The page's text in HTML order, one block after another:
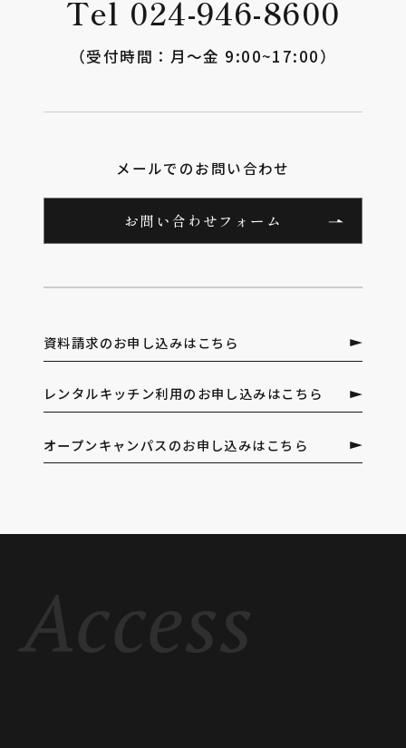
Tel 024-946-8600
（受付時間：⽉〜⾦ 9:00~17:00）
メールでのお問い合わせ
お問い合わせフォーム
資料請求のお申し込みはこちら
レンタルキッチン利用のお申し込みはこちら
オープンキャンパスのお申し込みはこちら
Access